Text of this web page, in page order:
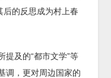
后的反思成为村上春
提及的“都市文学”等
调，更对周边国家的